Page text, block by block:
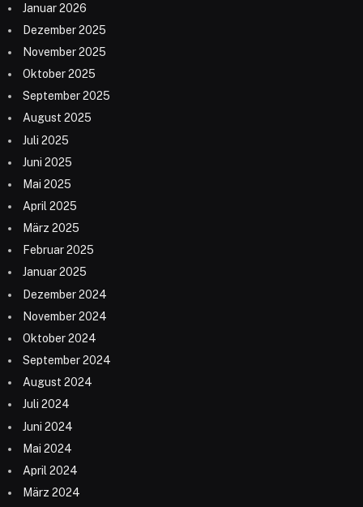
Januar 2026
Dezember 2025
November 2025
Oktober 2025
September 2025
August 2025
Juli 2025
Juni 2025
Mai 2025
April 2025
März 2025
Februar 2025
Januar 2025
Dezember 2024
November 2024
Oktober 2024
September 2024
August 2024
Juli 2024
Juni 2024
Mai 2024
April 2024
März 2024